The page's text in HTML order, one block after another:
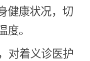
健康状况，切
度。
对着义诊医护